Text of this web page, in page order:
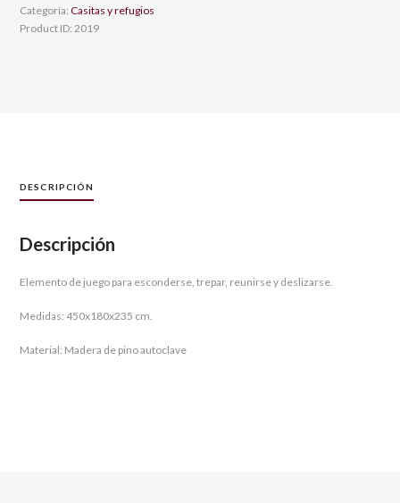
Categoría:Casitas y refugios
Product ID: 2019
DESCRIPCIÓN
Descripción
Elemento de juego para esconderse, trepar, reunirse y deslizarse.
Medidas: 450x180x235 cm.
Material: Madera de pino autoclave